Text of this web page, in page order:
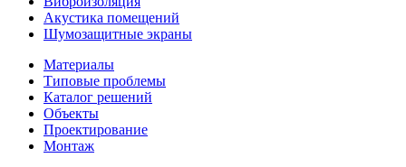
Акустика помещений
Шумозащитные экраны
Материалы
Типовые проблемы
Каталог решений
Объекты
Проектирование
Монтаж